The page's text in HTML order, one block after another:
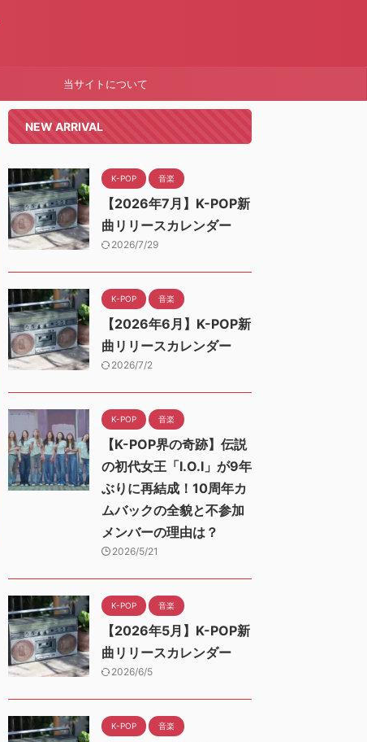
当サイトについて
NEW ARRIVAL
K-POP 音楽
【2026年7月】K-POP新
曲リリースカレンダー
2026/7/29
K-POP 音楽
【2026年6月】K-POP新
曲リリースカレンダー
2026/7/2
K-POP 音楽
【K-POP界の奇跡】伝説
の初代女王「I.O.I」が9年
ぶりに再結成！10周年カ
ムバックの全貌と不参加
メンバーの理由は？
2026/5/21
K-POP 音楽
【2026年5月】K-POP新
曲リリースカレンダー
2026/6/5
K-POP 音楽